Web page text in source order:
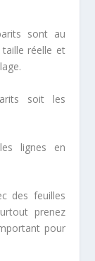
sont au
réelle et
soit les
lignes en
des feuilles
prenez
pour